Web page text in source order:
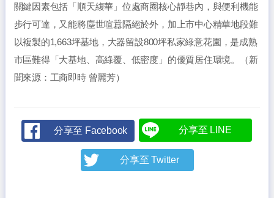
關鍵因素包括「順天緮華」位處商圈核心靜巷內，與便利機能
步行可達，又能將塵世喧囂隔絕於外，加上市中心精華地段難
以複製的1,663坪基地，大器留設800坪私家綠意花園，是成熟
市區難得「大基地、高綠覆、低密度」的優質居住環境。（新
聞來源：工商即時 曾麗芳）
分享至 Facebook 分享至 LINE
分享至 Twitter